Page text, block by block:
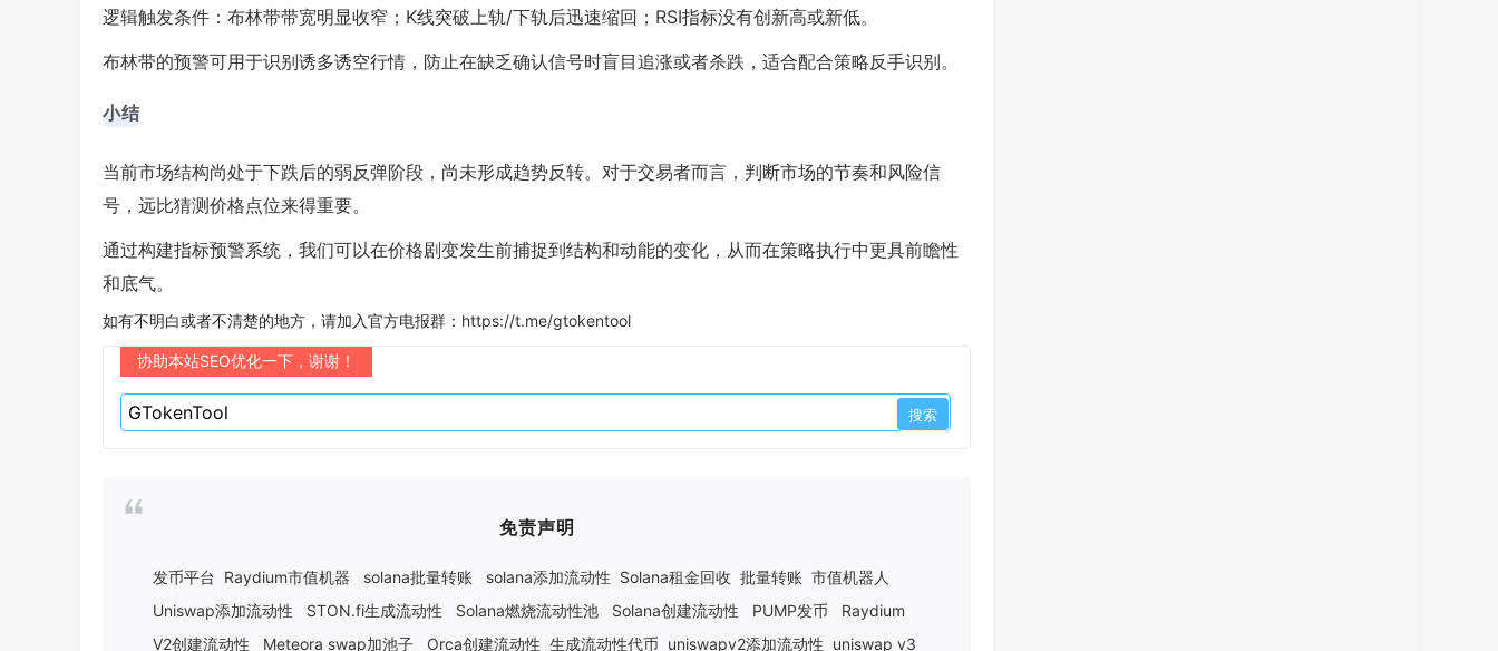
逻辑触发条件：布林带带宽明显收窄；K线突破上轨/下轨后迅速缩回；RSI指标没有创新高或新低。
布林带的预警可用于识别诱多诱空行情，防止在缺乏确认信号时盲目追涨或者杀跌，适合配合策略反手识别。
小结
当前市场结构尚处于下跌后的弱反弹阶段，尚未形成趋势反转。对于交易者而言，判断市场的节奏和风险信
号，远比猜测价格点位来得重要。
通过构建指标预警系统，我们可以在价格剧变发生前捕捉到结构和动能的变化，从而在策略执行中更具前瞻性
和底气。
如有不明白或者不清楚的地方，请加入官方电报群： https://t.me/gtokentool
协助本站SEO优化一下，谢谢！
免责声明
发币平台 Raydium市值机器 solana批量转账 solana添加流动性 Solana租金回收 批量转账 市值机器人
Uniswap添加流动性
STON.fi生成流动性 Solana燃烧流动性池 Solana创建流动性 PUMP发币
Raydium
V2创建流动性
Meteora swap加池子 Orca创建流动性 生成流动性代币 uniswapv2添加流动性 uniswap v3